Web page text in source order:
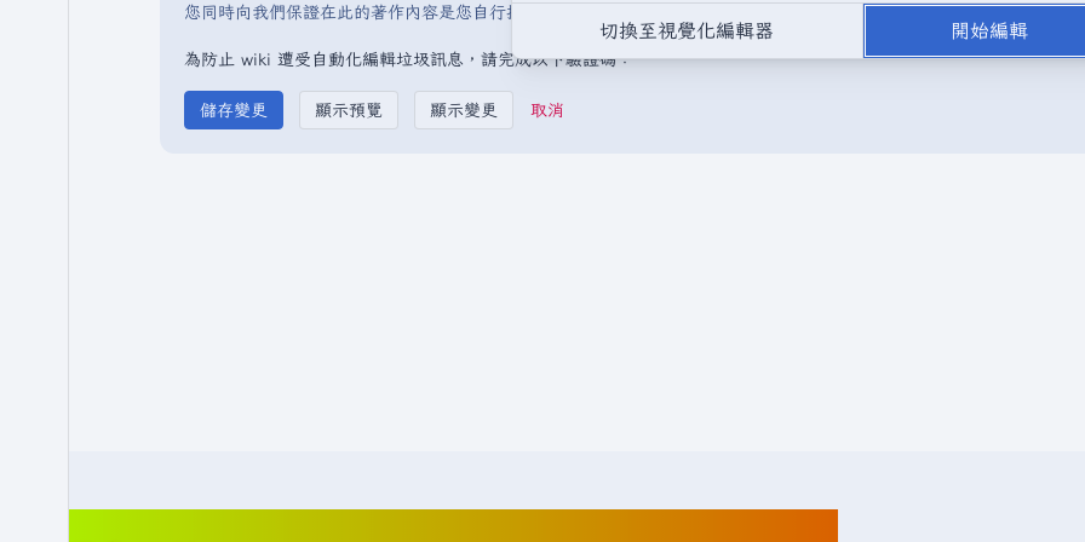
您同時向我們保證在此的著作內容是您自行撰寫，或是取自不受版權保護的公開領域或自由資源。請勿在未經授權的情況
為防止 wiki 遭受自動化編輯垃圾訊息，請完成以下驗證碼：
取消
切換至視覺化編輯器 開始編輯